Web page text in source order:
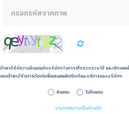
ข้าพเจ้าให้ความยินยอมกับบริษัทฯ ในการเก็บรวบรวม ใช้ และเปิดเผ
ของข้าพเจ้าในการดิดต่อเพื่อเสนอผลิตภัณฑ์และบริการของบริษัทฯ
ยินยอม ไม่ยินยอม
ประกาศความเป็นส่วนตัว